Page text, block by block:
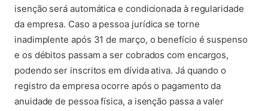
isenção será automática e condicionada à regularidade
da empresa. Caso a pessoa jurídica se torne
inadimplente após 31 de março, o benefício é suspenso
e os débitos passam a ser cobrados com encargos,
podendo ser inscritos em dívida ativa. Já quando o
registro da empresa ocorre após o pagamento da
anuidade de pessoa física, a isenção passa a valer